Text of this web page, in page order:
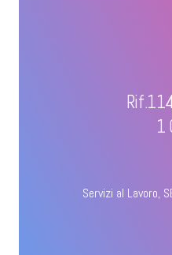
1
Servizi al Lavoro,